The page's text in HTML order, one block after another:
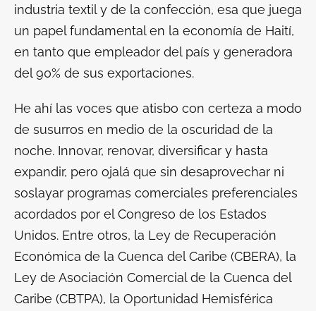
industria textil y de la confección, esa que juega
un papel fundamental en la economía de Haití,
en tanto que empleador del país y generadora
del 90% de sus exportaciones.
He ahí las voces que atisbo con certeza a modo
de susurros en medio de la oscuridad de la
noche. Innovar, renovar, diversificar y hasta
expandir, pero ojalá que sin desaprovechar ni
soslayar programas comerciales preferenciales
acordados por el Congreso de los Estados
Unidos. Entre otros, la Ley de Recuperación
Económica de la Cuenca del Caribe (CBERA), la
Ley de Asociación Comercial de la Cuenca del
Caribe (CBTPA), la Oportunidad Hemisférica